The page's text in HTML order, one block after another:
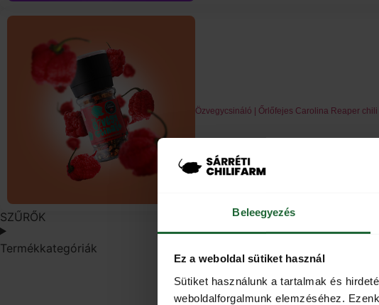
Beleegyezés
Ez a weboldal sütiket használ
Sütiket használunk a tartalmak és
weboldalforgalmunk elemzéséhez.
Özvegycsináló | Őrlőfejes Carolina Reaper
SZŰRŐK
Termékkategóriák